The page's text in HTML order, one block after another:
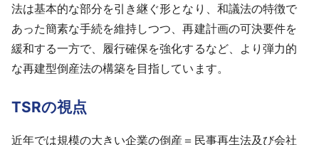
法は基本的な部分を引き継ぐ形となり、和議法の特徴で
あった簡素な手続を維持しつつ、再建計画の可決要件を
緩和する一方で、履行確保を強化するなど、より弾力的
な再建型倒産法の構築を目指しています。
TSRの視点
近年では規模の大きい企業の倒産＝民事再生法及び会社